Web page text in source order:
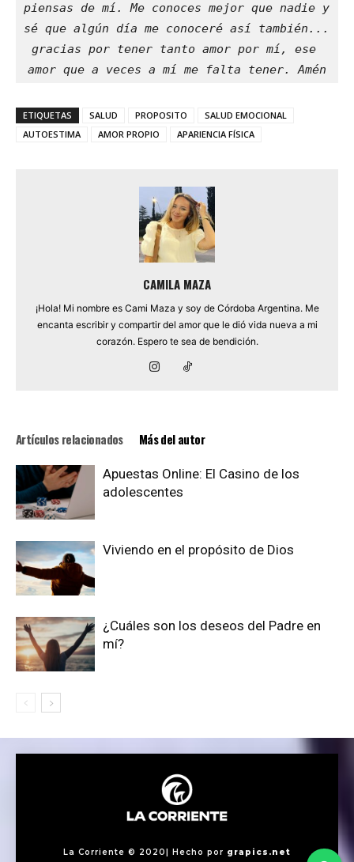
piensas de mí. Me conoces mejor que nadie y
sé que algún día me conoceré así también...
gracias por tener tanto amor por mí, ese
amor que a veces a mí me falta tener. Amén
ETIQUETAS SALUD PROPOSITO
SALUD EMOCIONAL
AUTOESTIMA
AMOR PROPIO APARIENCIA FÍSICA
CAMILA MAZA
¡Hola! Mi nombre es Cami Maza y soy de Córdoba Argentina. Me
encanta escribir y compartir del amor que le dió vida nueva a mi
corazón. Espero te sea de bendición.
Artículos relacionados Más del autor
Apuestas Online: El Casino de los
adolescentes
Viviendo en el propósito de Dios
¿Cuáles son los deseos del Padre en
mí?
La Corriente © 2020| Hecho por grapics.net